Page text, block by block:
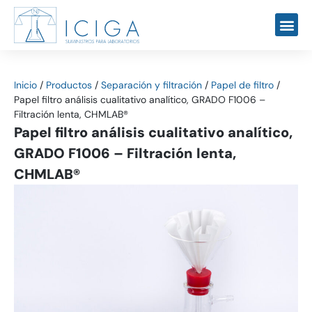
Inicio / Productos / Separación y filtración / Papel de filtro /
Papel filtro análisis cualitativo analítico, GRADO F1006 –
Filtración lenta, CHMLAB®
Papel filtro análisis cualitativo analítico,
GRADO F1006 – Filtración lenta,
CHMLAB®